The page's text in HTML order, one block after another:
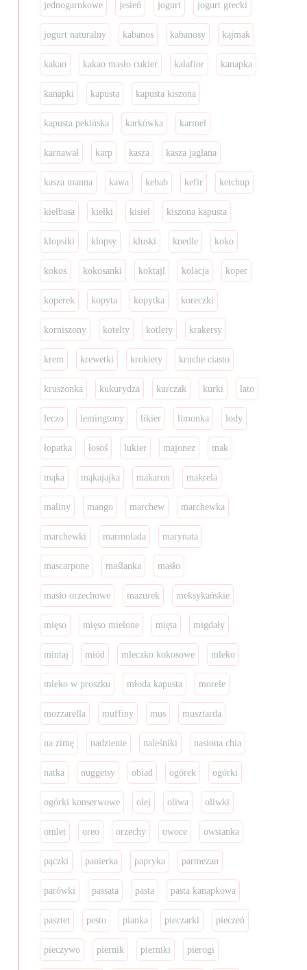
jednogarnkowe jesień jogurt jogurt grecki
jogurt naturalny kabanos kabanosy kajmak
kakao kakao masło cukier kalafior kanapka
kanapki kapusta kapusta kiszona
kapusta pekińska karkówka karmel
karnawał karp kasza kasza jaglana
kasza manna kawa kebab kefir ketchup
kiełbasa kiełki kisiel kiszona kapusta
klopsiki klopsy kluski knedle koko
kokos kokosanki koktajl kolacja koper
koperek kopyta kopytka koreczki
korniszony kotelty kotlety krakersy
krem krewetki krokiety kruche ciasto
kruszonka kukurydza kurczak kurki lato
leczo lemingtony likier limonka lody
łopatka łosoś lukier majonez mak
mąka mąkajajka makaron makrela
maliny mango marchew marchewka
marchewki marmolada marynata
mascarpone maślanka masło
masło orzechowe mazurek meksykańskie
mięso mięso mielone mięta migdały
mintaj miód mleczko kokosowe mleko
mleko w proszku młoda kapusta morele
mozzarella muffiny mus musztarda
na zimę nadzienie naleśniki nasiona chia
natka nuggetsy obiad ogórek ogórki
ogórki konserwowe olej oliwa oliwki
omlet oreo orzechy owoce owsianka
pączki panierka papryka parmezan
parówki passata pasta pasta kanapkowa
pasztet pesto pianka pieczarki pieczeń
pieczywo piernik pierniki pierogi